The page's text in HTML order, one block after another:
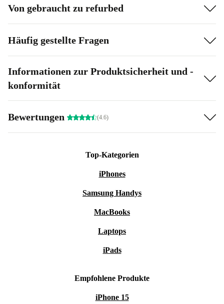
Von gebraucht zu refurbed
Häufig gestellte Fragen
Informationen zur Produktsicherheit und -
konformität
Bewertungen (4.6)
Top-Kategorien
iPhones
Samsung Handys
MacBooks
Laptops
iPads
Empfohlene Produkte
iPhone 15